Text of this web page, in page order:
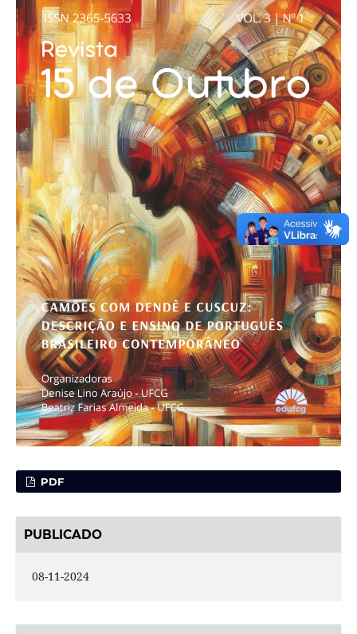
PDF
PUBLICADO
08-11-2024